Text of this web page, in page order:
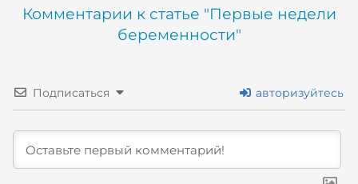
Комментарии к статье "Первые недели
беременности"
Подписаться авторизуйтесь